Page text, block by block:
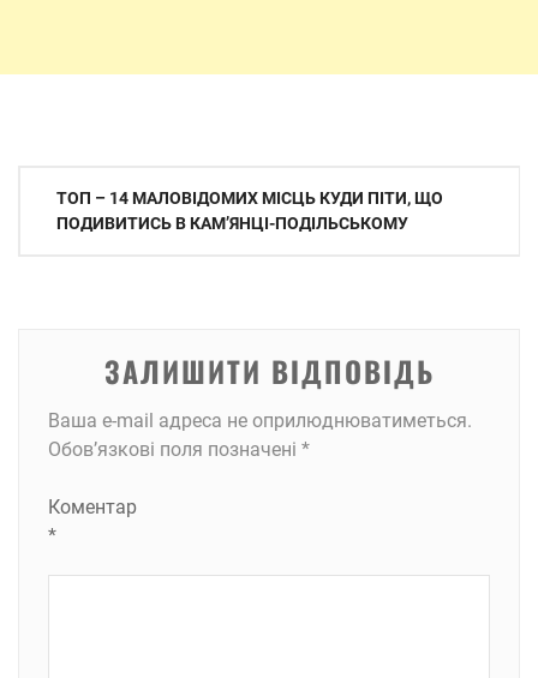
Навігація
записів
ТОП – 14 МАЛОВІДОМИХ МІСЦЬ КУДИ ПІТИ, ЩО
ПОДИВИТИСЬ В КАМʼЯНЦІ-ПОДІЛЬСЬКОМУ
ЗАЛИШИТИ ВІДПОВІДЬ
Ваша e-mail адреса не оприлюднюватиметься.
Обов’язкові поля позначені *
Коментар
*